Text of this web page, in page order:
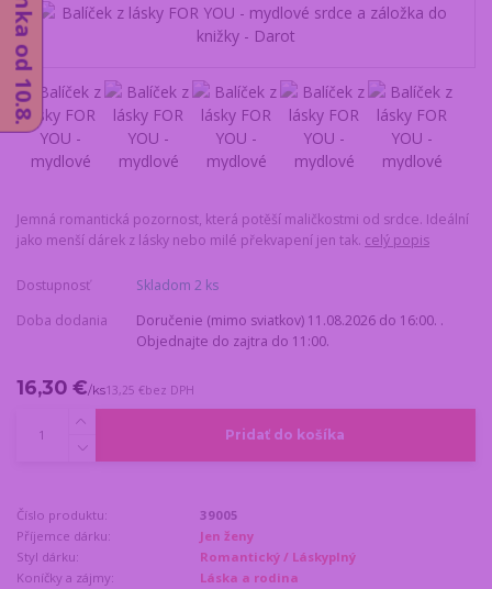
Jemná romantická pozornost, která potěší maličkostmi od srdce. Ideální
jako menší dárek z lásky nebo milé překvapení jen tak. celý popis
Dostupnosť
Skladom 2 ks
Doba dodania
Doručenie (mimo sviatkov) 11.08.2026 do 16:00. .
Objednajte do zajtra do 11:00.
16,30 €/ks13,25 €bez DPH
Pridať do košíka
Číslo produktu:
39005
Příjemce dárku:
Jen ženy
Styl dárku:
Romantický / Láskyplný
Koníčky a zájmy:
Láska a rodina